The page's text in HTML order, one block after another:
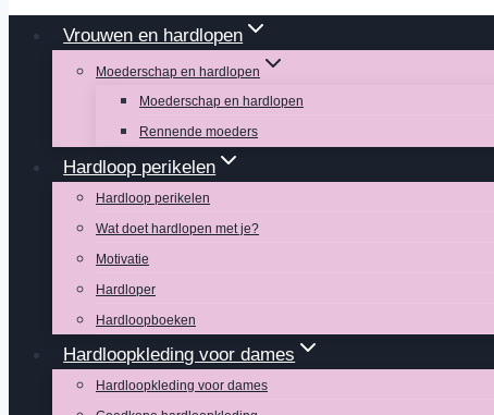
Vrouwen en hardlopen
Moederschap en hardlopen
Moederschap en hardlopen
Rennende moeders
Hardloop perikelen
Hardloop perikelen
Wat doet hardlopen met je?
Motivatie
Hardloper
Hardloopboeken
Hardloopkleding voor dames
Hardloopkleding voor dames